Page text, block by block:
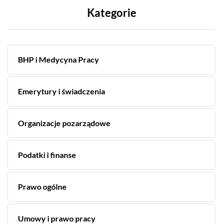
Kategorie
BHP i Medycyna Pracy
Emerytury i świadczenia
Organizacje pozarządowe
Podatki i finanse
Prawo ogólne
Umowy i prawo pracy